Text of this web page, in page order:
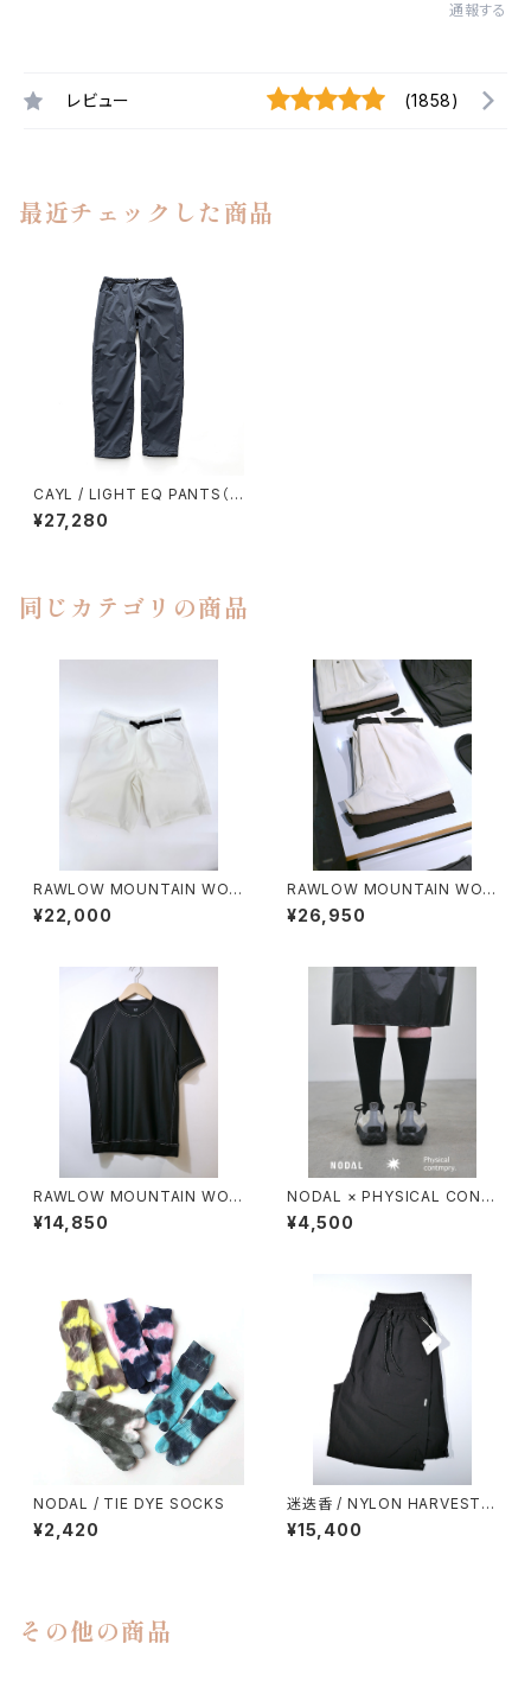
通報する
レビュー (1858)
最近チェックした商品
CAYL / LIGHT EQ PANTS（D
ENIM BLUE）
¥27,280
同じカテゴリの商品
RAWLOW MOUNTAIN WOR
KS / HIKER GURKHA PANTS
¥22,000
RAWLOW MOUNTAIN WOR
KS / HIKER BAKER PANTS
¥26,950
RAWLOW MOUNTAIN WOR
KS / DAD LITE CREW
¥14,850
NODAL × PHYSICAL CONT
MPRY.
¥4,500
NODAL / TIE DYE SOCKS
¥2,420
迷迭香 / NYLON HARVEST L
OOSE SHORTS（2026）
¥15,400
その他の商品